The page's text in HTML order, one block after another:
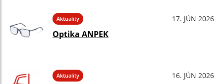
Aktuality 17. JÚN 2026
Optika ANPEK
Aktuality 16. JÚN 2026